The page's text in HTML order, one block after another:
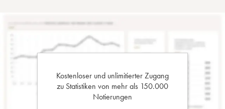
Kostenloser und unlimitierter Zugang
zu Statistiken von mehr als 150.000
Notierungen